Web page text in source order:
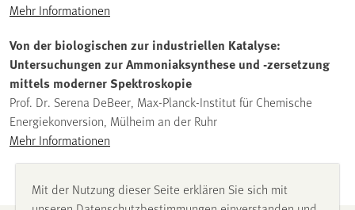
Mehr Informationen
Von der biologischen zur industriellen Katalyse:
Untersuchungen zur Ammoniaksynthese und -zersetzung
mittels moderner Spektroskopie
Prof. Dr. Serena DeBeer, Max-Planck-Institut für Chemische
Energiekonversion, Mülheim an der Ruhr
Mehr Informationen
Mit der Nutzung dieser Seite erklären Sie sich mit